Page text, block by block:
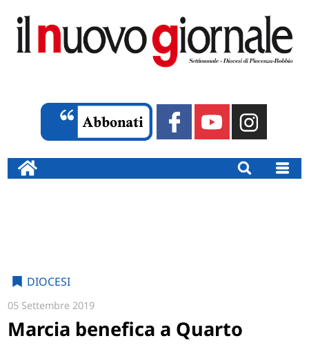
DIOCESI
05 Settembre 2019
Marcia benefica a Quarto